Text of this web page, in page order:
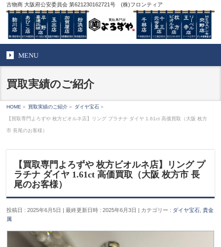
古物商 大阪府公安委員会 第621230162721号 (株)フロンティア
MENU
買取実績のご紹介
HOME » 買取実績のご紹介 » ダイヤ宝石 »
【買取専門よろずや 枚方ビオルネ店】リング プラチナ ダイヤ 1.61ct 高価買取（大阪 枚方
市 長尾のお客様）
【買取専門よろずや 枚方ビオルネ店】リング プ
ラチナ ダイヤ 1.61ct 高価買取（大阪 枚方市 長
尾のお客様）
投稿日 : 2025年6月5日 最終更新日時 : 2025年6月3日 カテゴリー : ダイヤ宝石 ,貴金
属